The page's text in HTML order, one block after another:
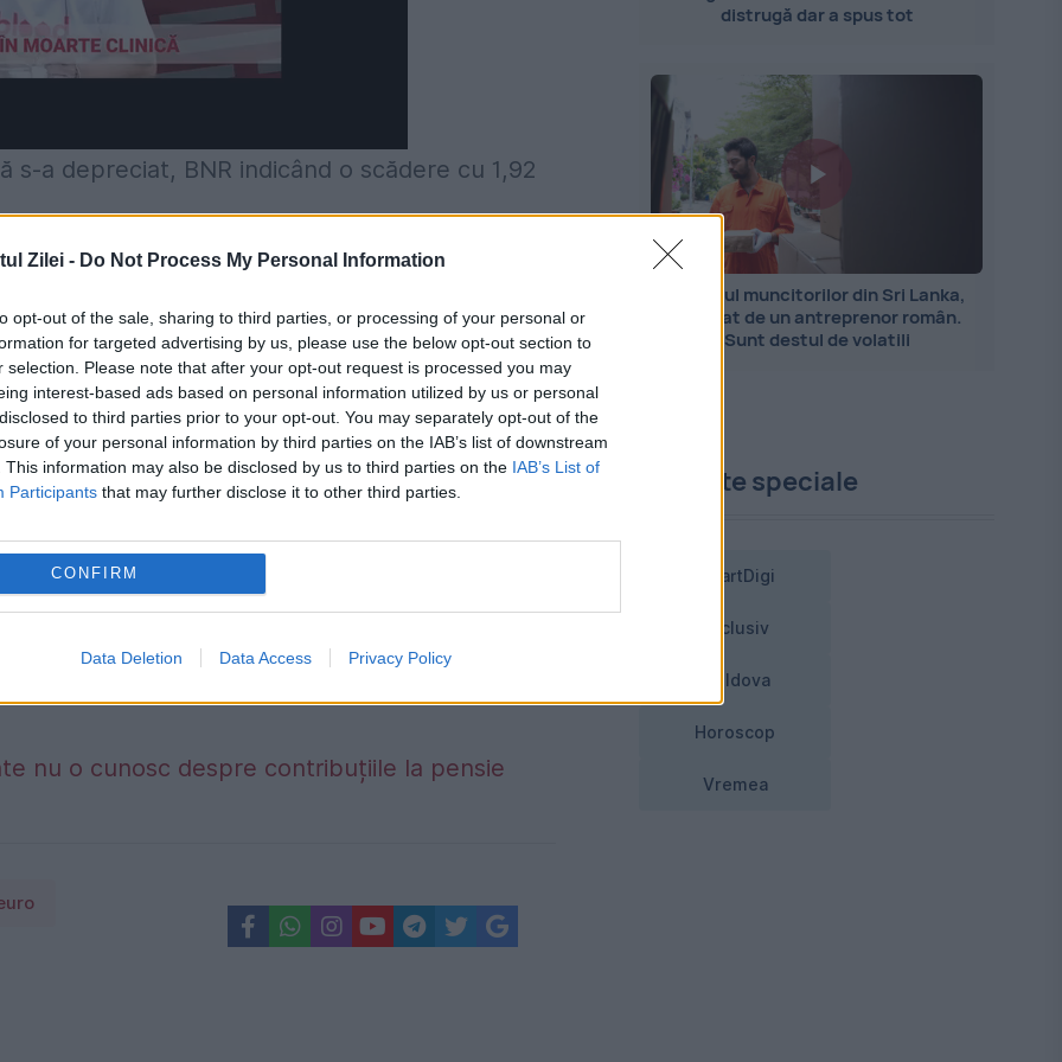
Zilei - Do Not Process My Personal Information
opt-out of the sale, sharing to third parties, or processing of your personal or
for targeted advertising by us, please use the below opt-out section to
selection. Please note that after your opt-out request is processed you may
interest-based ads based on personal information utilized by us or personal
to third parties prior to your opt-out. You may separately opt-out of the
of your personal information by third parties on the IAB’s list of downstream
This information may also be disclosed by us to third parties on the IAB’s List of
Participants that may further disclose it to other third parties.
CONFIRM
Data Deletion Data Access Privacy Policy
a depreciat, BNR indicând o scădere cu 1,92
cursul oficial de ieri fiind de 3,6577 lei/franc,
prin care afli online dacă ai restanțe la taxe
nu o cunosc despre contribuțiile la pensie
distrugă dar a spus tot
Importul muncitorilor din Sri Lanka,
explicat de un antreprenor român.
Sunt destul de volatili
Proiecte speciale
SmartDigi
Exclusiv
Moldova
Horoscop
Vremea